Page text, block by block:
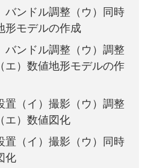
バンドル調整（ウ）同時
形モデルの作成
バンドル調整（ウ）調整
エ）数値地形モデルの作
置（イ）撮影（ウ）調整
エ）数値図化
置（イ）撮影（ウ）同時
化